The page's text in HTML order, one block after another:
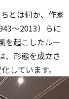
とは何か、作家
～2013）らに
を起こしたルー
、形態を成立さ
しています。